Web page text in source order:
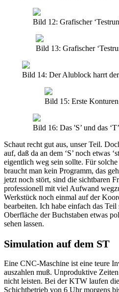
Bild 12: Grafischer
Bild 13: Grafischer
Bild 14: Der Alublock harrt
Bild 15: Erste
Bild 16: Das 'S’ und das
Schaut recht gut aus, unser Teil.
auf, daß da an dem ‘S’ noch etwas
eigentlich weg sein sollte. Für
braucht man kein Programm, das
jetzt noch stört, sind die sichtbaren
professionell mit viel Aufwand
Werkstück noch einmal auf der
bearbeiten. Ich habe einfach das
Oberfläche der Buchstaben etwas
sehen lassen.
Simulation auf dem ST
Eine CNC-Maschine ist eine teure
auszahlen muß. Unproduktive
nicht leisten. Bei der KTW laufen
Schichtbetrieb von 6 Uhr morgens